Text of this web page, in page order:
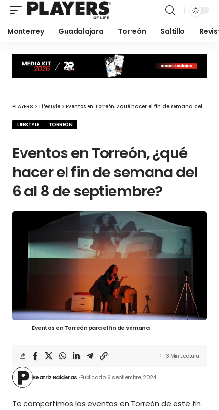
Monterrey Guadalajara Torreón Saltillo
PLAYERS > Lifestyle > Eventos en Torreón, ¿qué hacer el fin de semana del 6 al 8 de septiembre?
LIFESTYLE TORREÓN
Eventos en Torreón, ¿qué
hacer el fin de semana del
6 al 8 de septiembre?
Eventos en Torreón para el fin de semana
Beatriz Balderas Publicado: 6 septiembre, 2024
3 Min Lectura
Te compartimos los eventos en Torreón de este fin